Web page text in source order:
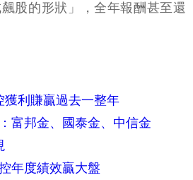
股的形狀」，全年報酬甚至還
利賺贏過去一整年
富邦金、國泰金、中信金
年度績效贏大盤